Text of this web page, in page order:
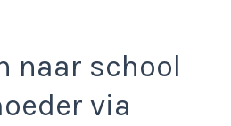
naar school
via